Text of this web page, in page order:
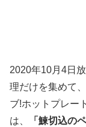
2020年10月4日
理だけを集めて
ブ!ホットプレー
は、
「鰊切込の